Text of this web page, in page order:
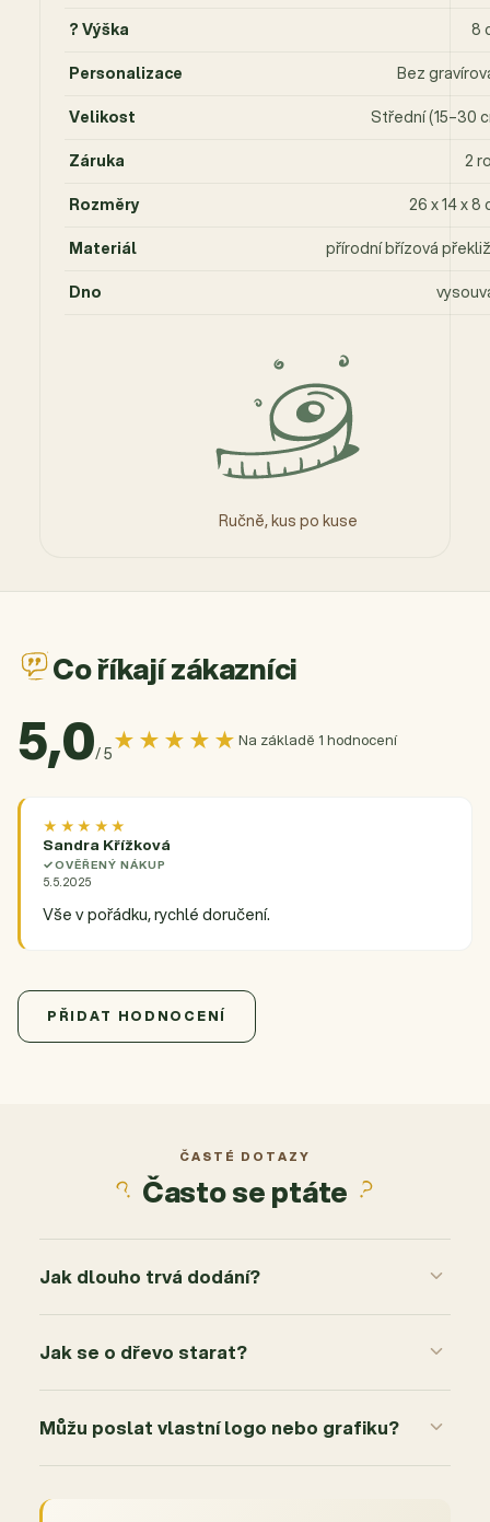
Ručně, kus po kuse
? Výška
8
Personalizace
Bez
Velikost
Střední (15–30
Záruka
2
Rozměry
26 x 14 x 8
Materiál
přírodní břízová
Dno
Co říkají zákazníci
5,0/ 5★★★★★Na základě 1 hodnocení
★★★★★
Sandra Křížková
OVĚŘENÝ NÁKUP
5.5.2025
Vše v pořádku, rychlé doručení.
5,0Průměrné hodnocení produktu je 5,0 z 5 hvězdiček.
1 hodnocení
PŘIDAT HODNOCENÍ
ČASTÉ DOTAZY
Často se ptáte
Jak dlouho trvá dodání?
Jak se o dřevo starat?
Můžu poslat vlastní logo nebo grafiku?